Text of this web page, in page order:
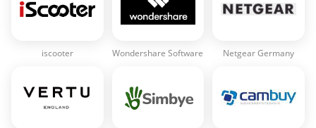
iscooter Wondershare Software Netgear Germany